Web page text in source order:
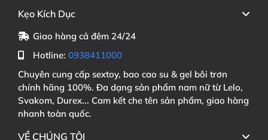
Kẹo Kích Dục
Giao hàng cả đêm 24/24
Hotline: 0938411000
Chuyên cung cấp sextoy, bao cao su & gel bôi trơn
chính hãng 100%. Đa dạng sản phẩm nam nữ từ Lelo,
Svakom, Durex... Cam kết che tên sản phẩm, giao hàng
nhanh toàn quốc.
VỀ CHÚNG TÔI